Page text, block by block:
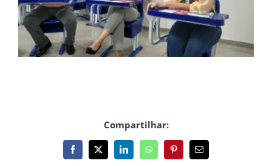
Compartilhar:
Facebook
X LinkedInWhatsAppPinterest
E-
mail